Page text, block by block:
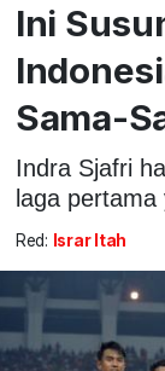
Ini
Sama-
Indra Sjafri
laga pertama
Red: Israr Itah